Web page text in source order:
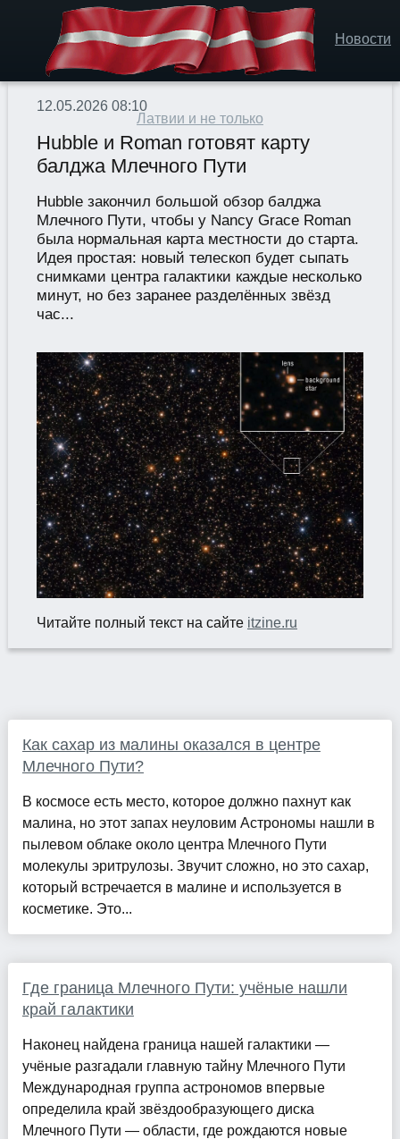
Новости
Латвии и не только
12.05.2026 08:10
Hubble и Roman готовят карту
балджа Млечного Пути
Hubble закончил большой обзор балджа
Млечного Пути, чтобы у Nancy Grace Roman
была нормальная карта местности до старта.
Идея простая: новый телескоп будет сыпать
снимками центра галактики каждые несколько
минут, но без заранее разделённых звёзд
час...
Читайте полный текст на сайте itzine.ru
Как сахар из малины оказался в центре
Млечного Пути?
В космосе есть место, которое должно пахнут как
малина, но этот запах неуловим Астрономы нашли в
пылевом облаке около центра Млечного Пути
молекулы эритрулозы. Звучит сложно, но это сахар,
который встречается в малине и используется в
косметике. Это...
Где граница Млечного Пути: учёные нашли
край галактики
Наконец найдена граница нашей галактики —
учёные разгадали главную тайну Млечного Пути
Международная группа астрономов впервые
определила край звёздообразующего диска
Млечного Пути — области, где рождаются новые